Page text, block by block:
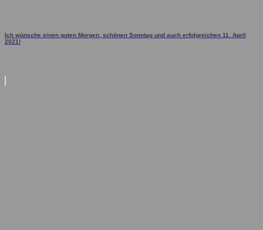
Ich wünsche einen guten Morgen, schönen Sonntag und auch erfolgreichen 11. April
2021!